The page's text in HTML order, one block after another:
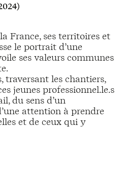
France, ses territoires et
le portrait d’une
ses valeurs communes
traversant les chantiers,
jeunes professionnel.le.s
du sens d’un
attention à prendre
et de ceux qui y